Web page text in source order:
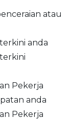
atau
anda
Pekerja
anda
Pekerja